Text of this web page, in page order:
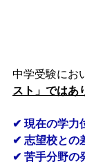
中学受験にお
スト」ではあ
✔ 現在の学力
✔ 志望校との
✔ 苦手分野の